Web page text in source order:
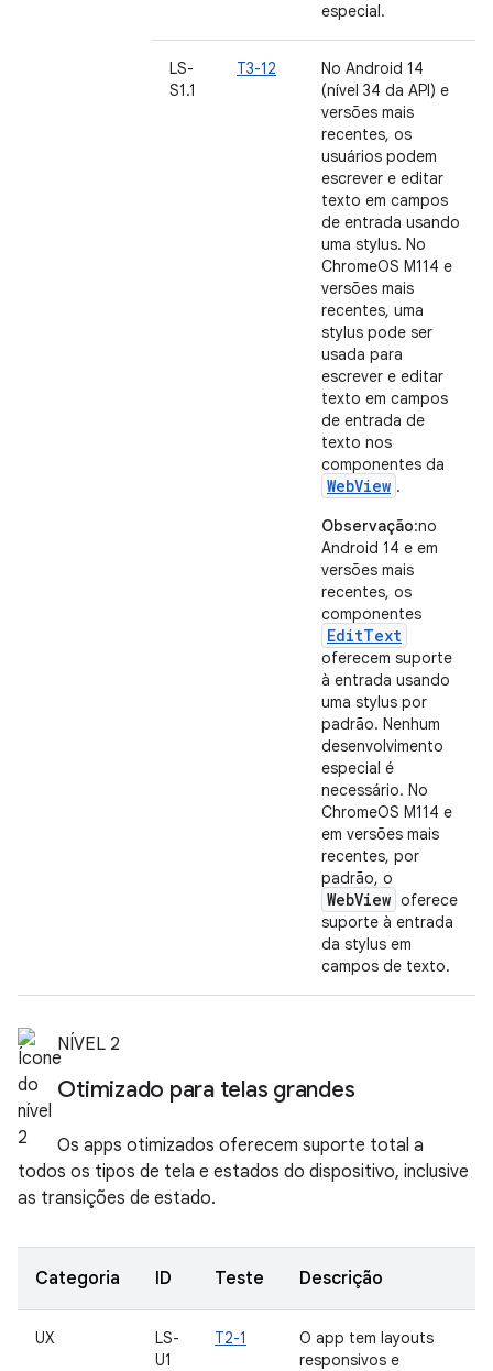
especial.
LS-
S1.1
T3-12
No Android 14
(nível 34 da API) e
versões mais
recentes, os
usuários podem
escrever e editar
texto em campos
de entrada usando
uma stylus. No
ChromeOS M114 e
versões mais
recentes, uma
stylus pode ser
usada para
escrever e editar
texto em campos
de entrada de
texto nos
componentes da
WebView .
Observação:no
Android 14 e em
versões mais
recentes, os
componentes
EditText
oferecem suporte
à entrada usando
uma stylus por
padrão. Nenhum
desenvolvimento
especial é
necessário. No
ChromeOS M114 e
em versões mais
recentes, por
padrão, o
WebView oferece
suporte à entrada
da stylus em
campos de texto.
NÍVEL 2
Otimizado para telas grandes
Os apps otimizados oferecem suporte total a
todos os tipos de tela e estados do dispositivo, inclusive
as transições de estado.
Categoria ID Teste Descrição
UX
LS-
U1
T2-1
O app tem layouts
responsivos e